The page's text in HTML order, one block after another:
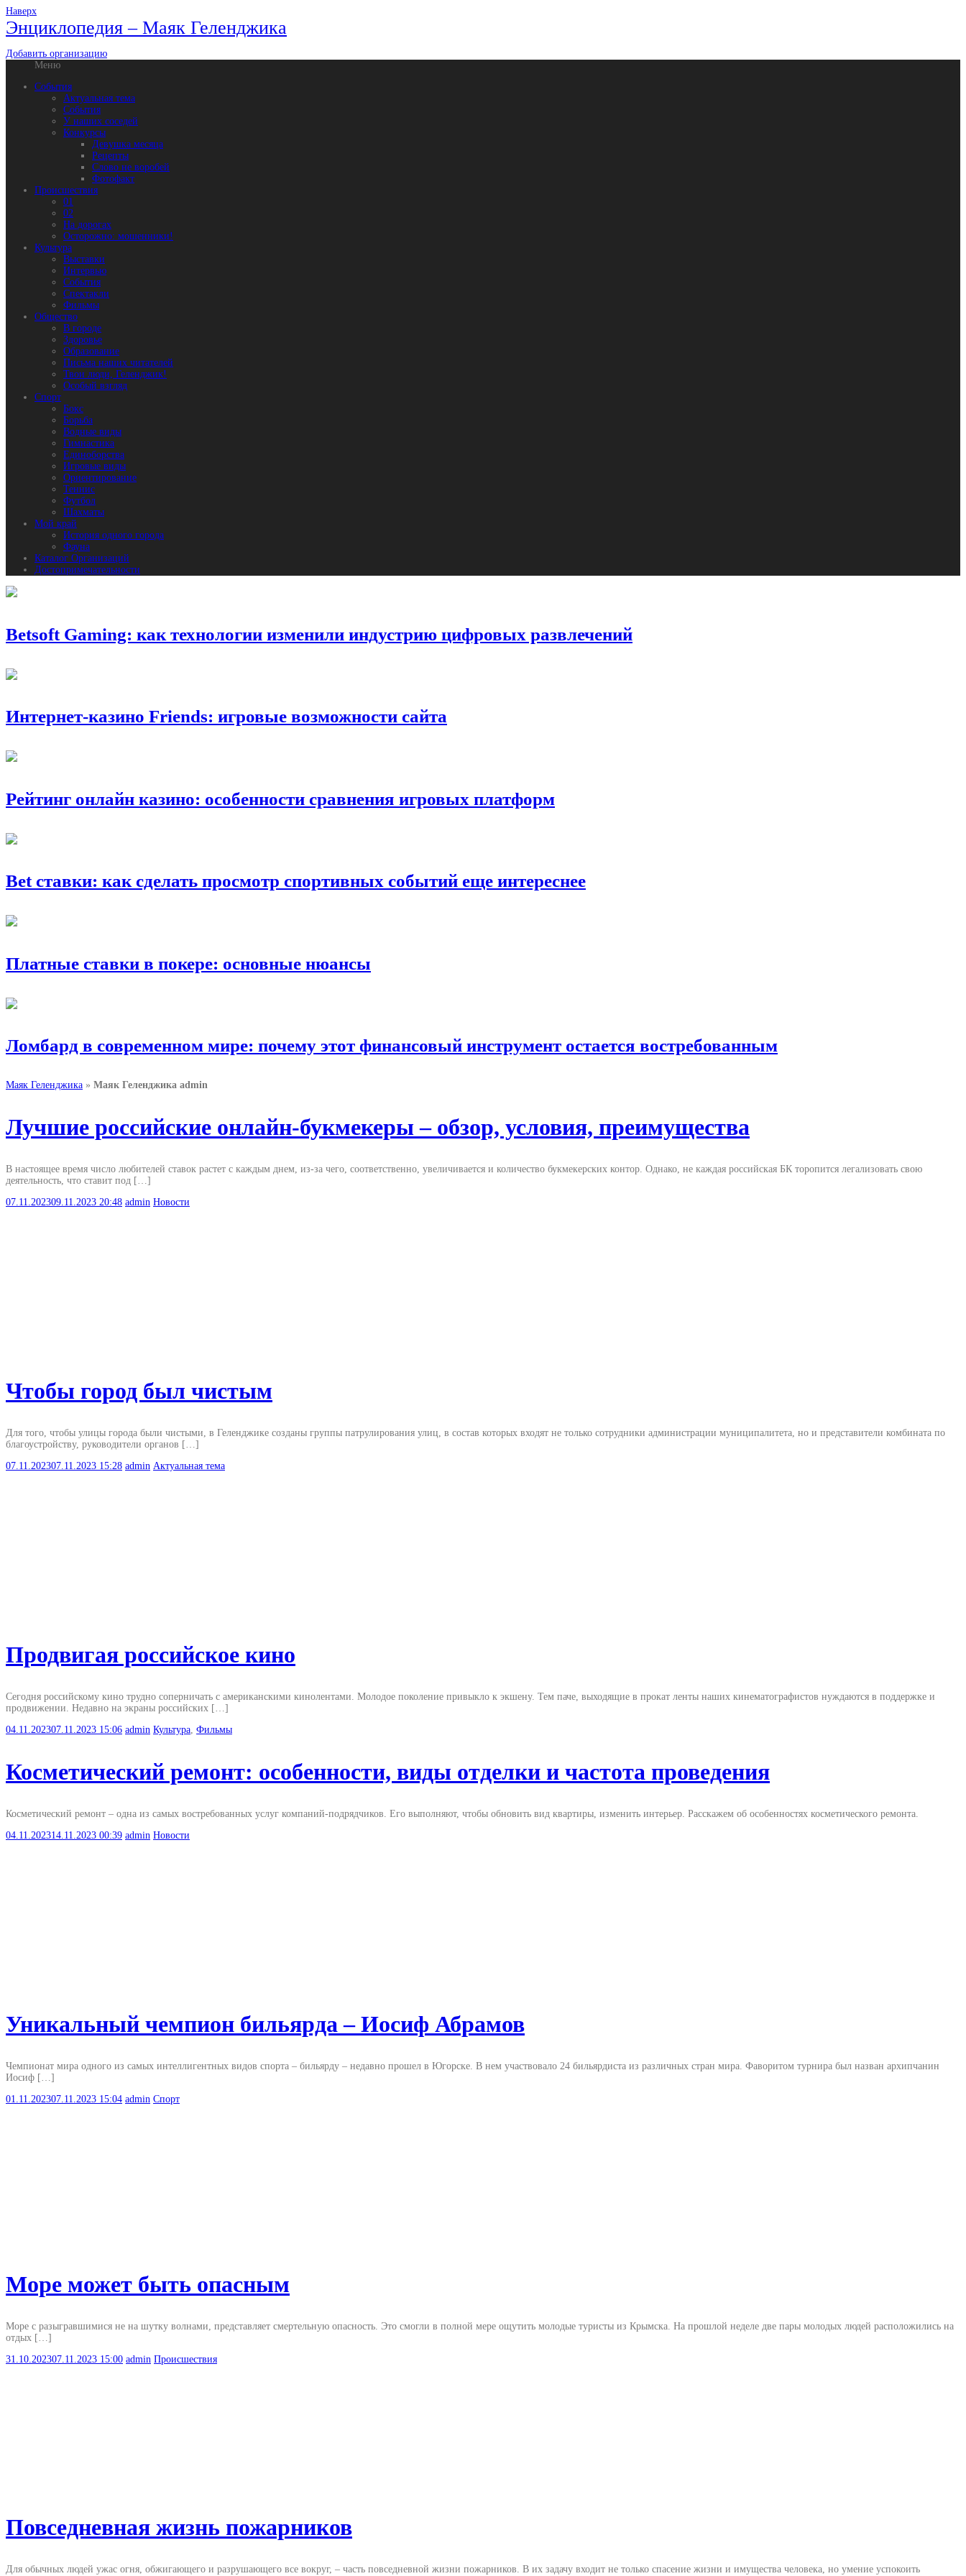
Наверх
Энциклопедия – Маяк Геленджика
Добавить организацию
Меню
События
Актуальная тема
События
У наших соседей
Конкурсы
Девушка месяца
Рецепты
Слово не воробей
Фотофакт
Происшествия
01
02
На дорогах
Осторожно: мошенники!
Культура
Выставки
Интервью
События
Спектакли
Фильмы
Общество
В городе
Здоровье
Образование
Письма наших читателей
Твои люди, Геленджик!
Особый взгляд
Спорт
Бокс
Борьба
Водные виды
Гимнастика
Единоборства
Игровые виды
Ориентирование
Теннис
Футбол
Шахматы
Мой край
История одного города
Фауна
Каталог Организаций
Достопримечательности
Betsoft Gaming: как технологии изменили индустрию цифровых развлечений
Интернет-казино Friends: игровые возможности сайта
Рейтинг онлайн казино: особенности сравнения игровых платформ
Bet ставки: как сделать просмотр спортивных событий еще интереснее
Платные ставки в покере: основные нюансы
Ломбард в современном мире: почему этот финансовый инструмент остается востребованным
Маяк Геленджика » Маяк Геленджика admin
Лучшие российские онлайн-букмекеры – обзор, условия, преимущества
В настоящее время число любителей ставок растет с каждым днем, из-за чего, соответственно, увеличивается и количество букмекерских контор. Однако, не каждая российская БК торопится легализовать свою
деятельность, что ставит под […]
07.11.202309.11.2023 20:48 admin Новости
Чтобы город был чистым
Для того, чтобы улицы города были чистыми, в Геленджике созданы группы патрулирования улиц, в состав которых входят не только сотрудники администрации муниципалитета, но и представители комбината по
благоустройству, руководители органов […]
07.11.202307.11.2023 15:28 admin Актуальная тема
Продвигая российское кино
Сегодня российскому кино трудно соперничать с американскими кинолентами. Молодое поколение привыкло к экшену. Тем паче, выходящие в прокат ленты наших кинематографистов нуждаются в поддержке и
продвижении. Недавно на экраны российских […]
04.11.202307.11.2023 15:06 admin Культура, Фильмы
Косметический ремонт: особенности, виды отделки и частота проведения
Косметический ремонт – одна из самых востребованных услуг компаний-подрядчиков. Его выполняют, чтобы обновить вид квартиры, изменить интерьер. Расскажем об особенностях косметического ремонта.
04.11.202314.11.2023 00:39 admin Новости
Уникальный чемпион бильярда – Иосиф Абрамов
Чемпионат мира одного из самых интеллигентных видов спорта – бильярду – недавно прошел в Югорске. В нем участвовало 24 бильярдиста из различных стран мира. Фаворитом турнира был назван архипчанин
Иосиф […]
01.11.202307.11.2023 15:04 admin Спорт
Море может быть опасным
Море с разыгравшимися не на шутку волнами, представляет смертельную опасность. Это смогли в полной мере ощутить молодые туристы из Крымска. На прошлой неделе две пары молодых людей расположились на
отдых […]
31.10.202307.11.2023 15:00 admin Происшествия
Повседневная жизнь пожарников
Для обычных людей ужас огня, обжигающего и разрушающего все вокруг, – часть повседневной жизни пожарников. В их задачу входит не только спасение жизни и имущества человека, но умение успокоить